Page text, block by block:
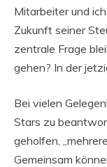
Mitarbeiter und
Zukunft seiner
zentrale Frage
gehen? In der
Bei vielen
Stars zu
geholfen,
Gemeinsam